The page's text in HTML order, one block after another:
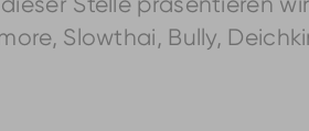
Slowthai, Bully,